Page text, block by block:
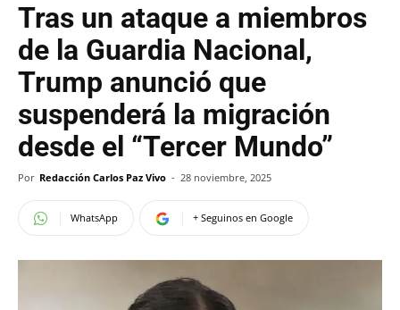
Tras un ataque a miembros
de la Guardia Nacional,
Trump anunció que
suspenderá la migración
desde el “Tercer Mundo”
Por Redacción Carlos Paz Vivo - 28 noviembre, 2025
WhatsApp + Seguinos en Google